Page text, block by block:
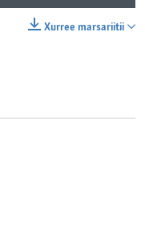
Xurree marsariitii